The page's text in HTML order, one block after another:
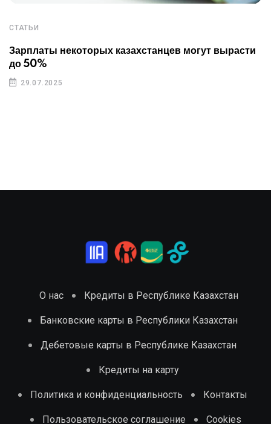
СТАТЬИ
Зарплаты некоторых казахстанцев могут вырасти
до 50%
29.07.2025
О нас Кредиты в Республике Казахстан
Банковские карты в Республики Казахстан
Дебетовые карты в Республике Казахстан
Кредиты на карту
Политика и конфиденциальность Контакты
Пользовательское соглашение Cookies